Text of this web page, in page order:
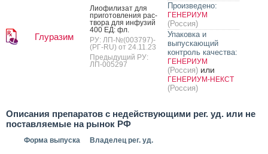
Глуразим
Ли­офи­лизат для
при­готов­ле­ния рас­
тво­ра для ин­фу­зий
400 ЕД: фл.
РУ: ЛП-№(003797)-
(РГ-RU) от 24.11.23
Предыдущий РУ:
ЛП-005297
Произведено:
ГЕНЕРИУМ
(Россия)
Упаковка и
выпускающий
контроль качества:
ГЕНЕРИУМ
(Россия) или
ГЕНЕРИУМ-НЕКСТ
(Россия)
Описания препаратов с недействующими рег. уд. или не
поставляемые на рынок РФ
Форма выпуска Владелец рег. уд.